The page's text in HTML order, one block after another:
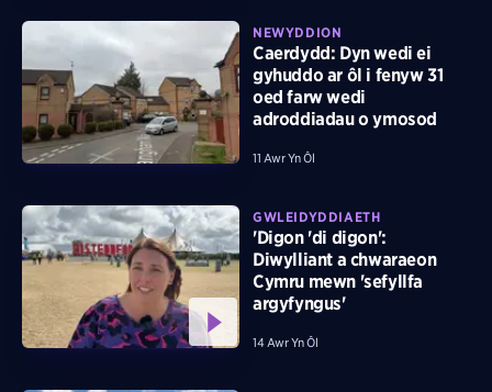
NEWYDDION
Caerdydd: Dyn wedi ei
gyhuddo ar ôl i fenyw 31
oed farw wedi
adroddiadau o ymosod
11 Awr Yn Ôl
GWLEIDYDDIAETH
'Digon 'di digon':
Diwylliant a chwaraeon
Cymru mewn 'sefyllfa
argyfyngus'
14 Awr Yn Ôl